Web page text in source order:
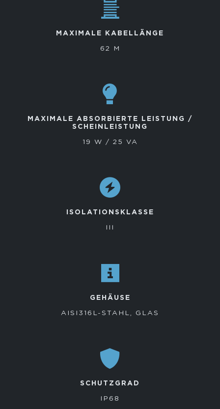
MAXIMALE KABELLÄNGE
62 M
MAXIMALE ABSORBIERTE LEISTUNG /
SCHEINLEISTUNG
19 W / 25 VA
ISOLATIONSKLASSE
GEHÄUSE
AISI316L-STAHL, GLAS
SCHUTZGRAD
IP68